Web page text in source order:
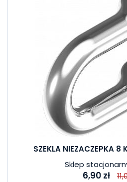
SZEKLA NIEZACZEPKA 8
Sklep
6,90 zł